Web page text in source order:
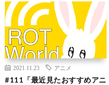
2021.11.23 アニメ
#111「最近見たおすすめアニ